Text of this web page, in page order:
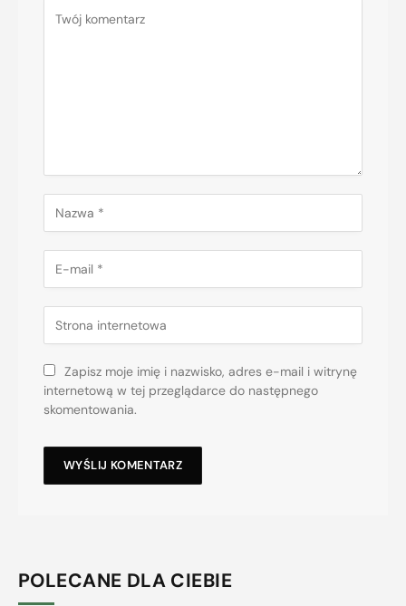
Zapisz moje imię i nazwisko, adres e-mail i witrynę
internetową w tej przeglądarce do następnego
skomentowania.
POLECANE DLA CIEBIE